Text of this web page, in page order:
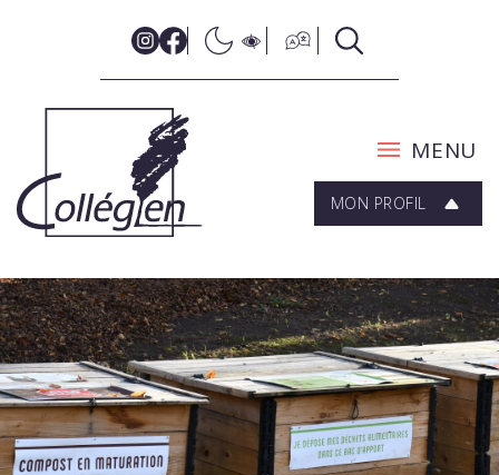
MENU
MON PROFIL